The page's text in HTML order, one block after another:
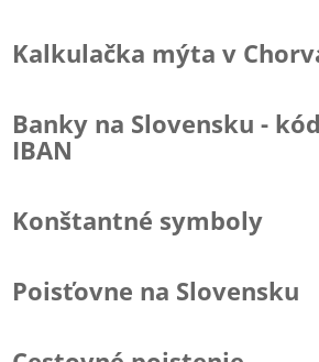
Kalkulačka mýta v
Banky na Slovensku -
IBAN
Konštantné symboly
Poisťovne na Slovensku